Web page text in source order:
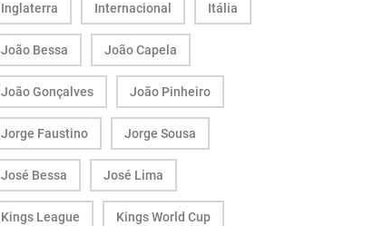
Inglaterra Internacional Itália
João Bessa João Capela
João Gonçalves João Pinheiro
Jorge Faustino Jorge Sousa
José Bessa José Lima
Kings League Kings World Cup